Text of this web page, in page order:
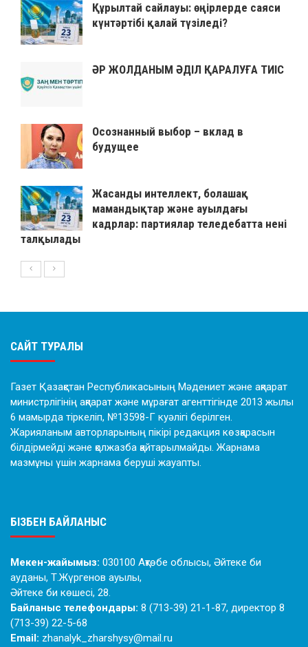
Құрылтай сайлауы: өңірлерде саяси
күнтәртібі қалай түзіледі?
ӘР ЖОЛДАНЫМ ӘДІЛ ҚАРАЛУҒА ТИІС
Осознанный выбор – вклад в
будущее
Жасанды интеллект, болашақ
мамандықтар және ауылдағы
кадрлар: партиялар теледебатта нені
талқылады
САЙТ ТУРАЛЫ
Газет Қазақстан Республикасының Мәдениет және ақпарат
министрлігінің ақпарат және мұрағат агенттігінде 2013 жылы
6 мамырда тіркеліп, №13598-Г куәлігі берілген.
Жарияланым авторларының пікірі редакция көзқарасын
білдірмейді және қолжазба қайтарылмайды. Жарнама
мазмұны үшін жарнама беруші жауапты.
БІЗБЕН БАЙЛАНЫС
Мекен-жайымыз: 030100 Ақтөбе облысы, Әйтеке би
ауданы, Т.Жүргенов ауылы,
Әйтеке би көшесі, 28.
Байланыс телефондары: 8 (713-39) 21-1-87, директор 8
(713-39) 22-5-68
Email: zhanalyk_zharshysy@mail.ru